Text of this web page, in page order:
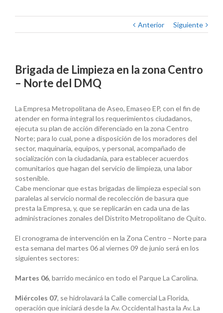
Anterior Siguiente
Brigada de Limpieza en la zona Centro
– Norte del DMQ
La Empresa Metropolitana de Aseo, Emaseo EP, con el fin de
atender en forma integral los requerimientos ciudadanos,
ejecuta su plan de acción diferenciado en la zona Centro
Norte; para lo cual, pone a disposición de los moradores del
sector, maquinaria, equipos, y personal, acompañado de
socialización con la ciudadanía, para establecer acuerdos
comunitarios que hagan del servicio de limpieza, una labor
sostenible.
Cabe mencionar que estas brigadas de limpieza especial son
paralelas al servicio normal de recolección de basura que
presta la Empresa, y, que se replicarán en cada una de las
administraciones zonales del Distrito Metropolitano de Quito.
El cronograma de intervención en la Zona Centro – Norte para
esta semana del martes 06 al viernes 09 de junio será en los
siguientes sectores:
Martes 06, barrido mecánico en todo el Parque La Carolina.
Miércoles 07, se hidrolavará la Calle comercial La Florida,
operación que iniciará desde la Av. Occidental hasta la Av. La